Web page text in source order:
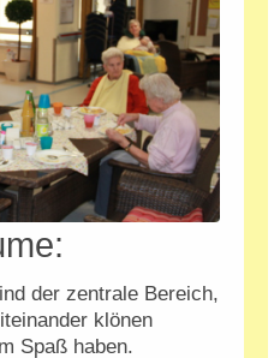
der zentrale Bereich,
klönen
Spaß haben.